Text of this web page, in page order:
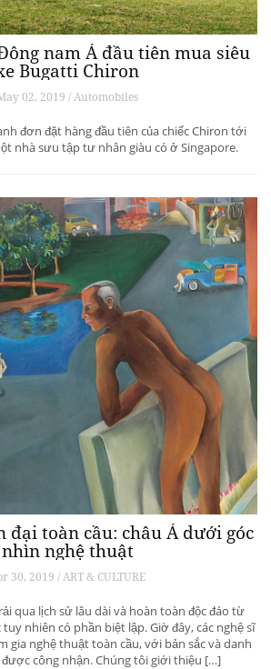
nam Á đầu tiên mua siêu
Bugatti Chiron
02, 2019 / Automobiles
đơn đặt hàng đầu tiên của chiếc Chiron tới
nhà sưu tập tư nhân giàu có ở Singapore.
đại toàn cầu: châu Á dưới góc
nhìn nghệ thuật
30, 2019 / ART & CULTURE
qua lịch sử lâu dài và hoàn toàn độc đáo từ
nhiên có phần biệt lập. Giờ đây, các nghệ sĩ
gia nghệ thuật toàn cầu, với bản sắc và danh
công nhận. Chúng tôi giới thiệu […]